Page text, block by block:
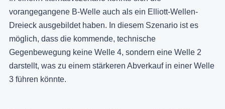
vorangegangene B-Welle auch als ein Elliott-Wellen-
Dreieck ausgebildet haben. In diesem Szenario ist es
möglich, dass die kommende, technische
Gegenbewegung keine Welle 4, sondern eine Welle 2
darstellt, was zu einem stärkeren Abverkauf in einer Welle
3 führen könnte.